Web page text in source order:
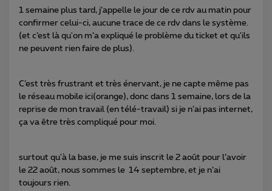
1 semaine plus tard, j’appelle le jour de ce rdv au matin pour
confirmer celui-ci, aucune trace de ce rdv dans le système.
(et c’est là qu'on m’a expliqué le problème du ticket et qu'ils
ne peuvent rien faire de plus).
C’est très frustrant et très énervant, je ne capte même pas
le réseau mobile ici(orange), donc dans 1 semaine, lors de la
reprise de mon travail (en télé-travail) si je n’ai pas internet,
ça va être très compliqué pour moi.
surtout qu'à la base, je me suis inscrit le 2 août pour l’avoir
le 22 août, nous sommes le 14 septembre, et je n’ai
toujours rien.